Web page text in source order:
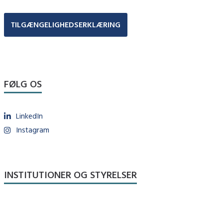
TILGÆNGELIGHEDSERKLÆRING
FØLG OS
LinkedIn
Instagram
INSTITUTIONER OG STYRELSER